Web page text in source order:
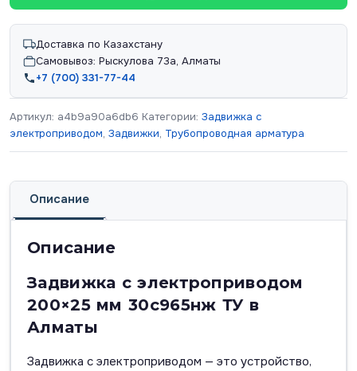
Доставка по Казахстану
Самовывоз: Рыскулова 73а, Алматы
+7 (700) 331-77-44
Артикул: a4b9a90a6db6 Категории: Задвижка с
электроприводом, Задвижки, Трубопроводная арматура
Описание
Описание
Задвижка с электроприводом
200×25 мм 30с965нж ТУ в
Алматы
Задвижка с электроприводом — это устройство,